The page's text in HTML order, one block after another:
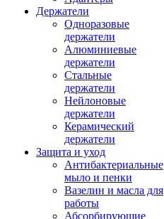
Держатели
Одноразовые
держатели
Алюминиевые
держатели
Стальные
держатели
Нейлоновые
держатели
Керамический
держатели
Защита и уход
Антибактериальные
мыло и пенки
Вазелин и масла для
работы
Абсорбирующие